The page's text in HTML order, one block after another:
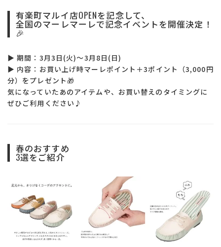
有楽町マルイ店OPENを記念して、
全国のマーレマーレで記念イベントを開催決定！
🎉
▶ 期間：3月3日(火)〜3月8日(日)
▶ 内容：お買い上げ時マーレポイント＋3ポイント（3,000円
分）をプレゼント🎁
気になっていたあのアイテムや、お買い替えのタイミングに
ぜひご利用ください♪
春のおすすめ
3選をご紹介
サイズ
ヒールの高さ